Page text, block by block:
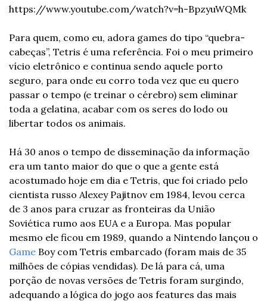
https://www.youtube.com/watch?v=h-BpzyuWQMk
Para quem, como eu, adora games do tipo “quebra-
cabeças”, Tetris é uma referência. Foi o meu primeiro
vício eletrônico e continua sendo aquele porto
seguro, para onde eu corro toda vez que eu quero
passar o tempo (e treinar o cérebro) sem eliminar
toda a gelatina, acabar com os seres do lodo ou
libertar todos os animais.
Há 30 anos o tempo de disseminação da informação
era um tanto maior do que o que a gente está
acostumado hoje em dia e Tetris, que foi criado pelo
cientista russo Alexey Pajitnov em 1984, levou cerca
de 3 anos para cruzar as fronteiras da União
Soviética rumo aos EUA e a Europa. Mas popular
Game Boy com Tetris embarcado (foram mais de 35
milhões de cópias vendidas). De lá para cá, uma
porção de novas versões de Tetris foram surgindo,
adequando a lógica do jogo aos features das mais